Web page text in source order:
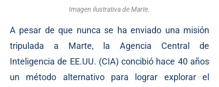
Imagen ilustrativa de Marte.
A pesar de que nunca se ha enviado una misión
tripulada a Marte, la Agencia Central de
Inteligencia de EE.UU. (CIA) concibió hace 40 años
un método alternativo para lograr explorar el